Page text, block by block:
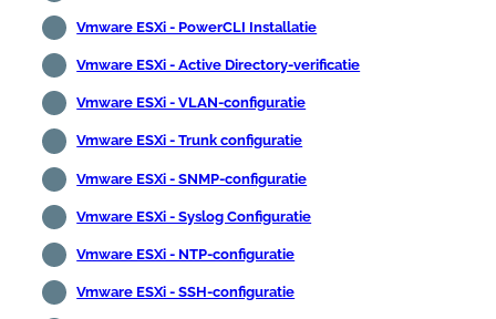
Vmware ESXi - PowerCLI Installatie
Vmware ESXi - Active Directory-verificatie
Vmware ESXi - VLAN-configuratie
Vmware ESXi - Trunk configuratie
Vmware ESXi - SNMP-configuratie
Vmware ESXi - Syslog Configuratie
Vmware ESXi - NTP-configuratie
Vmware ESXi - SSH-configuratie